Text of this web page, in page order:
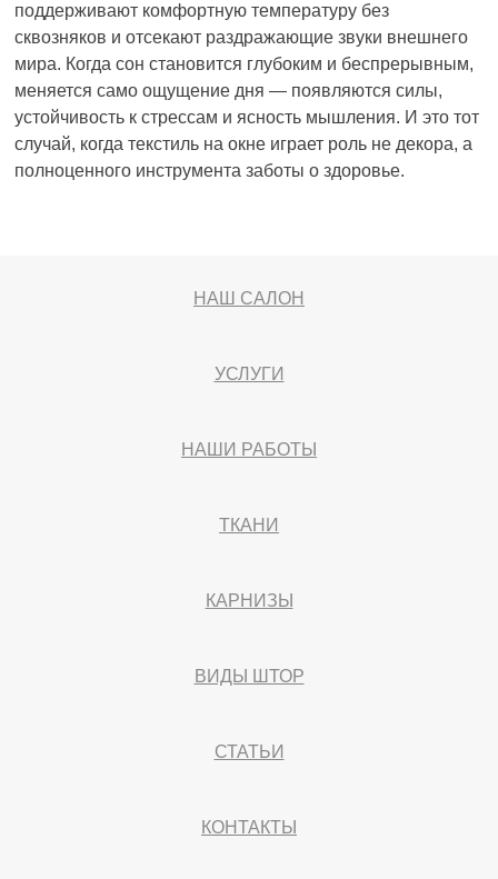
поддерживают комфортную температуру без
сквозняков и отсекают раздражающие звуки внешнего
мира. Когда сон становится глубоким и беспрерывным,
меняется само ощущение дня — появляются силы,
устойчивость к стрессам и ясность мышления. И это тот
случай, когда текстиль на окне играет роль не декора, а
полноценного инструмента заботы о здоровье.
НАШ САЛОН
УСЛУГИ
НАШИ РАБОТЫ
ТКАНИ
КАРНИЗЫ
ВИДЫ ШТОР
СТАТЬИ
КОНТАКТЫ